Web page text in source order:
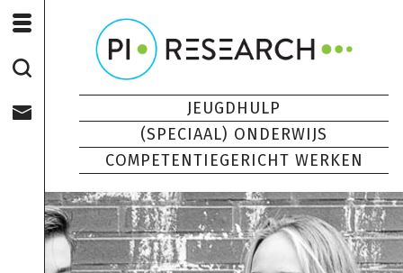
JEUGDHULP
(SPECIAAL) ONDERWIJS
COMPETENTIEGERICHT WERKEN